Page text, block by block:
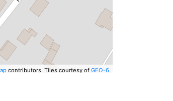
contributors. Tiles courtesy of GEO-6